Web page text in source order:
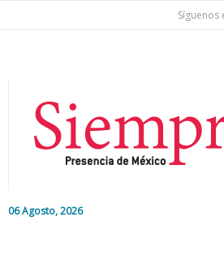
Síguenos
06 Agosto, 2026